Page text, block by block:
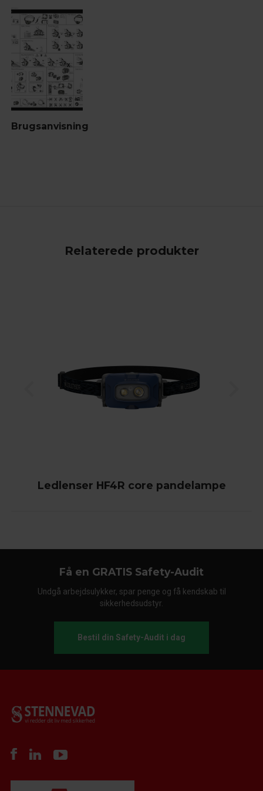
Brugsanvisning
Relaterede produkter
Ledlenser HF4R core pandelampe
Få en GRATIS Safety-Audit
Undgå arbejdsulykker, spar penge og få kendskab til
sikkerhedsudstyr.
Bestil din Safety-Audit i dag